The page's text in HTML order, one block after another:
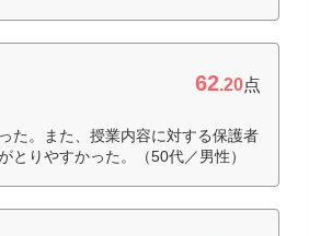
62.20点
た。また、授業内容に対する保護者
りやすかった。（50代／男性）